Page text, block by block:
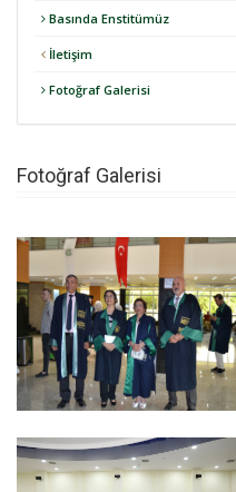
Basında Enstitümüz
İletişim
Fotoğraf Galerisi
Fotoğraf Galerisi